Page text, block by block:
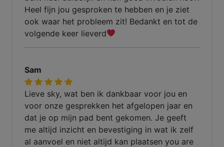
Heel fijn jou gesproken te hebben en je ziet
ook waar het probleem zit! Bedankt en tot de
volgende keer lieverd
Sam
Lieve sky, wat ben ik dankbaar voor jou en
voor onze gesprekken het afgelopen jaar en
dat je op mijn pad bent gekomen. Je geeft
me altijd inzicht en bevestiging in wat ik zelf
al aanvoel en niet altijd kan plaatsen you are